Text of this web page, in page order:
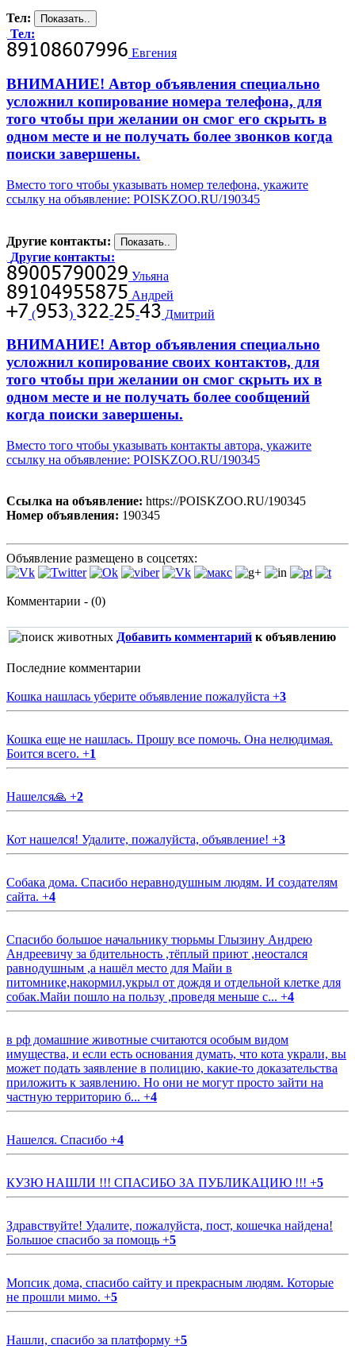
Тел:
Тел:
Евгения
ВНИМАНИЕ! Автор объявления специально
усложнил копирование номера телефона, для
того чтобы при желании он смог его скрыть в
одном месте и не получать более звонков когда
поиски завершены.
Вместо того чтобы указывать номер телефона, укажите
ссылку на объявление: POISKZOO.RU/190345
Другие контакты:
Другие контакты:
Ульяна
Андрей
(
) - - Дмитрий
ВНИМАНИЕ! Автор объявления специально
усложнил копирование своих контактов, для
того чтобы при желании он смог скрыть их в
одном месте и не получать более сообщений
когда поиски завершены.
Вместо того чтобы указывать контакты автора, укажите
ссылку на объявление: POISKZOO.RU/190345
Ссылка на объявление: https://POISKZOO.RU/190345
Номер объявления: 190345
Объявление размещено в соцсетях:
Комментарии - (0)
Добавить комментарий к объявлению
Последние комментарии
Кошка нашлась уберите объявление пожалуйста +3
Кошка еще не нашлась. Прошу все помочь. Она нелюдимая.
Боится всего. +1
Нашелся🙏 +2
Кот нашелся! Удалите, пожалуйста, объявление! +3
Собака дома. Спасибо неравнодушным людям. И создателям
сайта. +4
Спасибо большое начальнику тюрьмы Глызину Андрею
Андреевичу за бдительность ,тёплый приют ,неостался
равнодушным ,а нашёл место для Майи в
питомнике,накормил,укрыл от дождя и отдельной клетке для
собак.Майи пошло на пользу ,проведя меньше с... +4
в рф домашние животные считаются особым видом
имущества, и если есть основания думать, что кота украли, вы
может подать заявление в полицию, какие-то доказательства
приложить к заявлению. Но они не могут просто зайти на
частную территорию б... +4
Нашелся. Спасибо +4
КУЗЮ НАШЛИ !!! СПАСИБО ЗА ПУБЛИКАЦИЮ !!! +5
Здравствуйте! Удалите, пожалуйста, пост, кошечка найдена!
Большое спасибо за помощь +5
Мопсик дома, спасибо сайту и прекрасным людям. Которые
не прошли мимо. +5
Нашли, спасибо за платформу +5